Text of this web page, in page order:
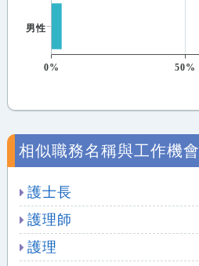
男性
0% 50%
相似職務名稱與工作機會
護士長
護理師
護理